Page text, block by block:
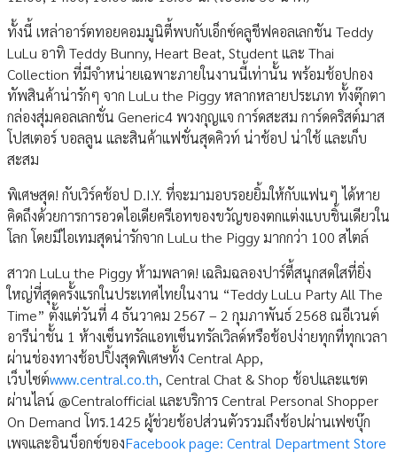
ทั้งนี้ เหล่าอาร์ตทอยคอมมูนิตี้พบกับเอ็กซ์คลูชีฟคอลเลกชัน Teddy
LuLu อาทิ Teddy Bunny, Heart Beat, Student และ Thai
Collection ที่มีจำหน่ายเฉพาะภายในงานนี้เท่านั้น พร้อมช้อปกอง
ทัพสินค้าน่ารักๆ จาก LuLu the Piggy หลากหลายประเภท ทั้งตุ๊กตา
กล่องสุ่มคอลเลกชั่น Generic4 พวงกุญแจ การ์ดสะสม การ์ดคริสต์มาส
โปสเตอร์ บอลลูน และสินค้าแฟชั่นสุดคิวท์ น่าช้อป น่าใช้ และเก็บ
สะสม
พิเศษสุด! กับเวิร์คช้อป D.I.Y. ที่จะมามอบรอยยิ้มให้กับแฟนๆ ได้หาย
คิดถึงด้วยการการอวดไอเดียครีเอทของขวัญของตกแต่งแบบชิ้นเดียวใน
โลก โดยมีไอเทมสุดน่ารักจาก LuLu the Piggy มากกว่า 100 สไตล์
สาวก LuLu the Piggy ห้ามพลาด! เฉลิมฉลองปาร์ตี้สนุกสดใสที่ยิ่ง
ใหญ่ที่สุดครั้งแรกในประเทศไทยในงาน “Teddy LuLu Party All The
Time” ตั้งแต่วันที่ 4 ธันวาคม 2567 – 2 กุมภาพันธ์ 2568 ณอีเวนต์
อารีน่าชั้น 1 ห้างเซ็นทรัลแอทเซ็นทรัลเวิลด์หรือช้อปง่ายทุกที่ทุกเวลา
ผ่านช่องทางช้อปปิ้งสุดพิเศษทั้ง Central App,
เว็บไซต์www.central.co.th, Central Chat & Shop ช้อปและแชต
ผ่านไลน์ @Centralofficial และบริการ Central Personal Shopper
On Demand โทร.1425 ผู้ช่วยช้อปส่วนตัวรวมถึงช้อปผ่านเฟซบุ๊ก
เพจและอินบ็อกซ์ของFacebook page: Central Department Store